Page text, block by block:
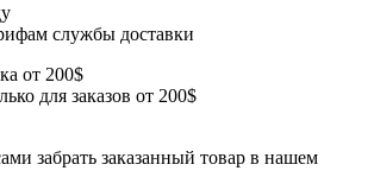
службы доставки
от 200$
для заказов от 200$
забрать заказанный товар в нашем